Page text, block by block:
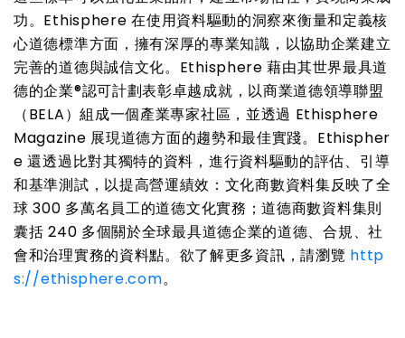
功。 Ethisphere在使用資料驅動的洞察來衡量和定義核
心道德標準方面，擁有深厚的專業知識，以協助企業建立
完善的道德與誠信文化。 Ethisphere藉由其世界最具道
德的企業®認可計劃表彰卓越成就，以商業道德領導聯盟
（BELA）組成一個產業專家社區，並透過 Ethisphere
Magazine 展現道德方面的趨勢和最佳實踐。 Ethispher
e還透過比對其獨特的資料，進行資料驅動的評估、引導
和基準測試，以提高營運績效：文化商數資料集反映了全
球 300 多萬名員工的道德文化實務；道德商數資料集則
囊括 240 多個關於全球最具道德企業的道德、合規、社
會和治理實務的資料點。欲了解更多資訊，請瀏覽 http
s://ethisphere.com。